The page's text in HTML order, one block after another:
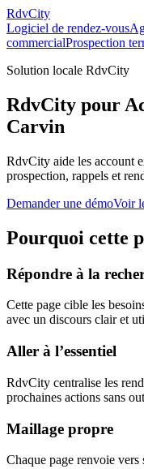
RdvCity
Logiciel de rendez-vous
commercialProspection
Solution locale RdvCity
RdvCity pour
Carvin
RdvCity aide les account
prospection, rappels et
Demander une démoVoir
Pourquoi cette
Répondre à la
Cette page cible les
avec un discours clair et
Aller à l’essentiel
RdvCity centralise les
prochaines actions sans
Maillage propre
Chaque page renvoie